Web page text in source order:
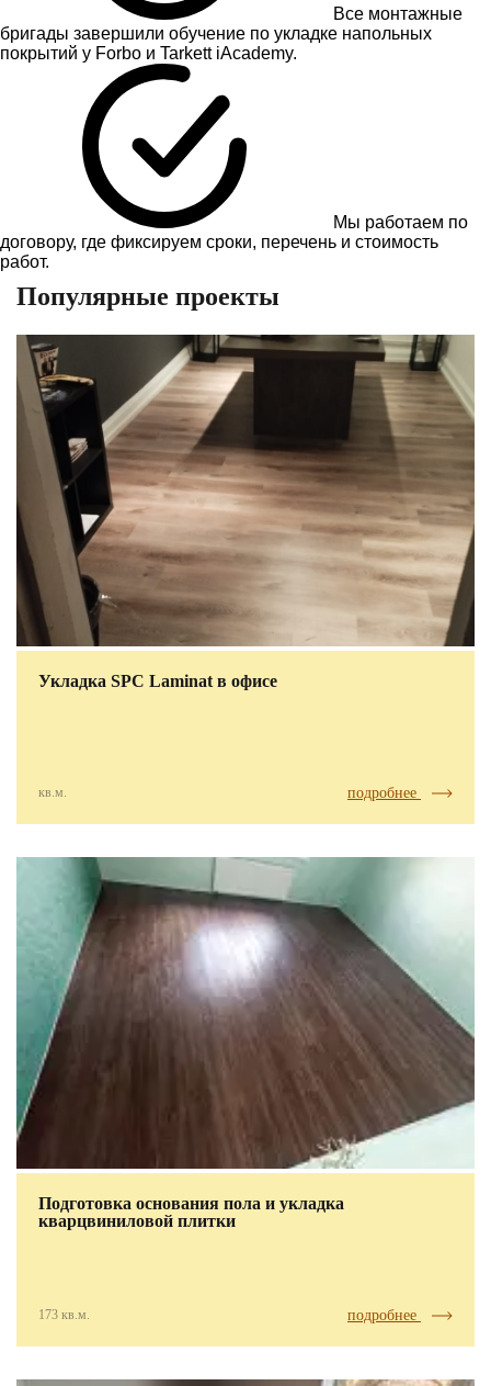
Все монтажные
бригады завершили обучение по укладке напольных
покрытий у Forbo и Tarkett iAcademy.
Мы работаем по
договору, где фиксируем сроки, перечень и стоимость
работ.
Популярные проекты
Укладка SPC Laminat в офисе
кв.м. подробнее
Подготовка основания пола и укладка
кварцвиниловой плитки
173 кв.м. подробнее